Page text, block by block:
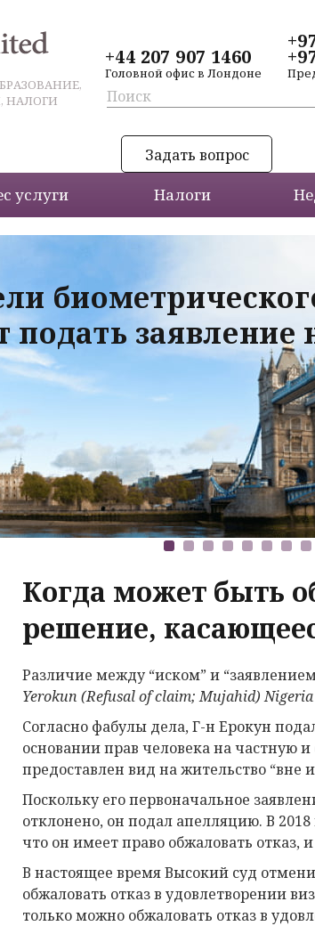
НАЛОГИ
+44 207 907 1460
Головной офис в Лондоне
Задать вопрос
услуги Налоги
подать
Когда может быть
решение,
Различие между “иском” и
Yerokun (Refusal of claim;Mujahid)Nigeria
Согласно фабулы дела, Г-н Ерокун
основании прав человека на частную
предоставлен вид на жительство
Поскольку его первоначальное
отклонено, он подал апелляцию. В
что он имеет право обжаловать отказ,
В настоящее время Высокий суд
обжаловать отказ в удовлетворении
только можно обжаловать отказ в